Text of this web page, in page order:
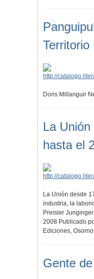
Territorio
Doris Millanguir
La
hasta el
La Unión desde
industria, la
Preisler
2008 Publicado
Ediciones,
Gente